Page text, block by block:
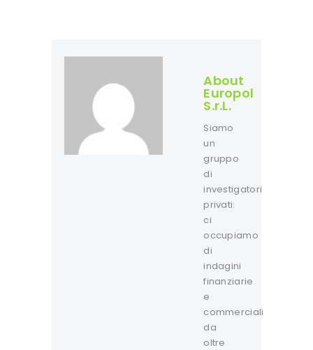
About
Europol
S.r.L.
Siamo
un
gruppo
di
investigatori
privati:
ci
occupiamo
di
indagini
finanziarie
e
commerciali
da
oltre